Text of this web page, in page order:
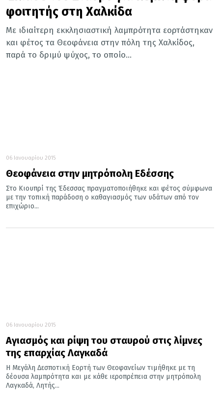
φοιτητής στη Χαλκίδα
Με ιδιαίτερη εκκλησιαστική λαμπρότητα εορτάστηκαν
και φέτος τα Θεοφάνεια στην πόλη της Χαλκίδος,
παρά το δριμύ ψύχος, το οποίο...
06 Ιανουαρίου 2015
Θεοφάνεια στην μητρόπολη Εδέσσης
Στο Κιουπρί της Έδεσσας πραγματοποιήθηκε και φέτος σύμφωνα
με την τοπική παράδοση ο καθαγιασμός των υδάτων από τον
επιχώριο...
06 Ιανουαρίου 2015
Αγιασμός και ρίψη του σταυρού στις λίμνες
της επαρχίας Λαγκαδά
Η Μεγάλη Δεσποτική Εορτή των Θεοφανείων τιμήθηκε με τη
δέουσα λαμπρότητα και με κάθε ιεροπρέπεια στην μητρόπολη
Λαγκαδά, Λητής...